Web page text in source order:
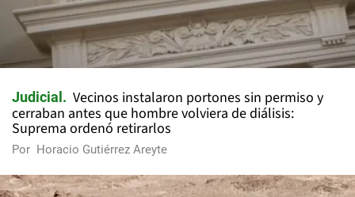
Judicial
Vecinos instalaron portones sin permiso y
cerraban antes que hombre volviera de diálisis:
Suprema ordenó retirarlos
Por Horacio Gutiérrez Areyte